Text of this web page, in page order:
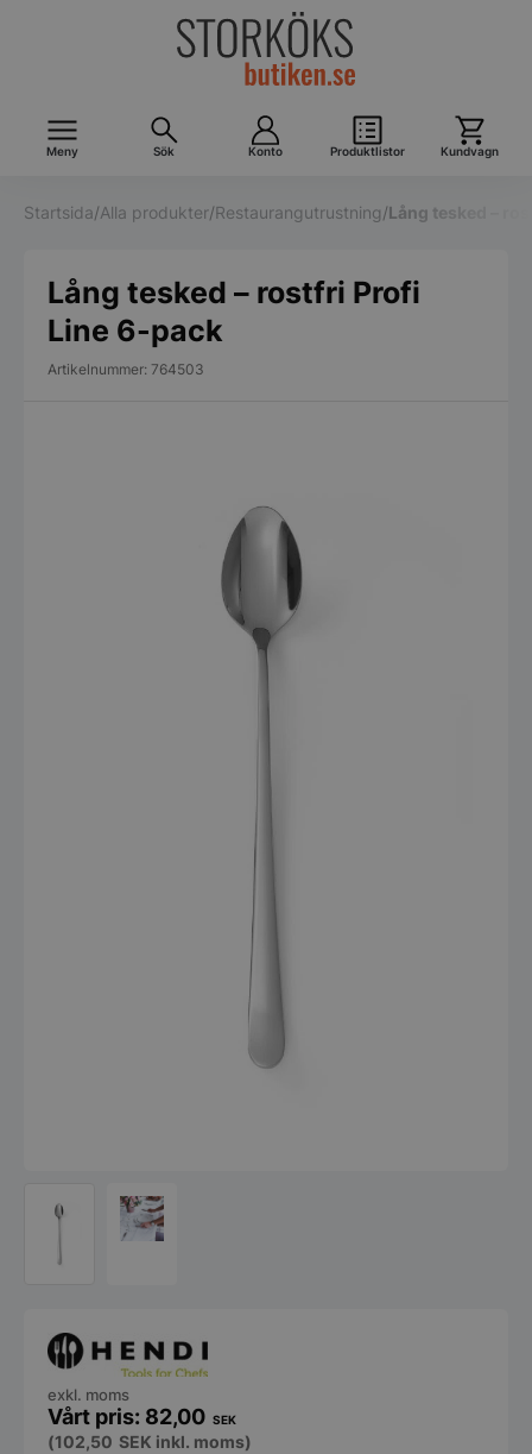
Meny Sök Konto Produktlistor Kundvagn
Startsida/Alla produkter/Restaurangutrustning/Lång tesked –
Lång tesked – rostfri Profi
Line 6-pack
Artikelnummer: 764503
82,00 SEK
exkl. moms
(102,50 SEK inkl. moms)